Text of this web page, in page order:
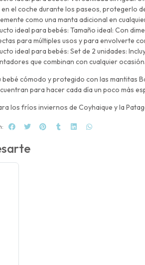
en el coche durante los paseos, protegerlo
como una manta adicional en
ideal para bebés: Tamaño ideal: Con
para múltiples usos y para envolverte
ideal para bebés: Set de 2 unidades:
que combinan con cualquier
bebé cómodo y protegido con las mantitas
para hacer cada día un poco más
los fríos inviernos de Coyhaique y la